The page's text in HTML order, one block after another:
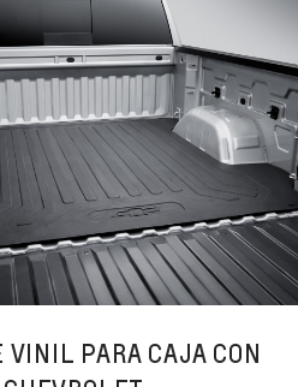
VINIL PARA CAJA CON